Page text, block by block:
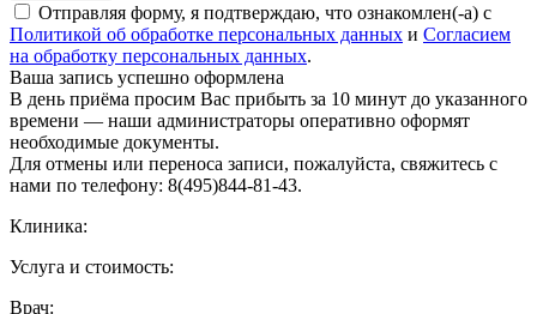
Отправляя форму, я подтверждаю, что ознакомлен(-а) с
Политикой об обработке персональных данных и Согласием
на обработку персональных данных.
Ваша запись успешно оформлена
В день приёма просим Вас прибыть за 10 минут до указанного
времени — наши администраторы оперативно оформят
необходимые документы.
Для отмены или переноса записи, пожалуйста, свяжитесь с
нами по телефону: 8(495)844‑81‑43.
Клиника:
Услуга и стоимость:
Врач: